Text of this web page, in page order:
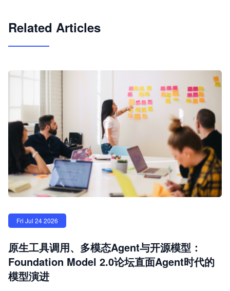
Related Articles
Fri Jul 24 2026
原生工具调用、多模态Agent与开源模型：
Foundation Model 2.0论坛直面Agent时代的
模型演进